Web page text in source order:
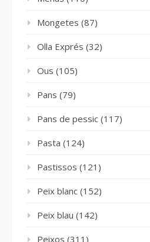
Mongetes (87)
Olla Exprés (32)
Ous (105)
Pans (79)
Pans de pessic (117)
Pasta (124)
Pastissos (121)
Peix blanc (152)
Peix blau (142)
Peixos (311)